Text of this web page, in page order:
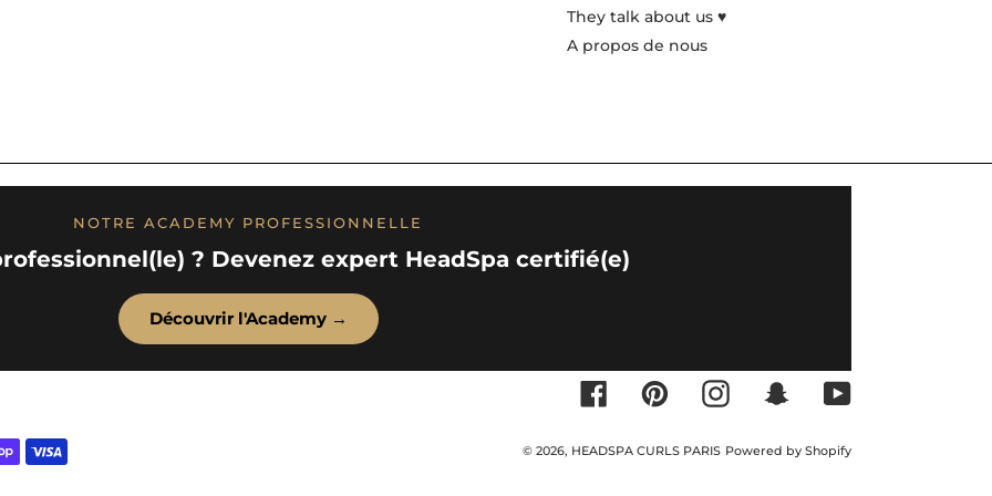
They talk about us ♥️
A propos de nous
NOTRE ACADEMY PROFESSIONNELLE
? Devenez expert HeadSpa certifié(e)
Découvrir l'Academy →
FacebookPinterestInstagramSnapchatYouTube
© 2026, HEADSPA CURLS PARIS Powered by Shopify